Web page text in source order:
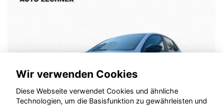
Wir verwenden Cookies
Diese Webseite verwendet Cookies und ähnliche
Technologien, um die Basisfunktion zu gewährleisten und